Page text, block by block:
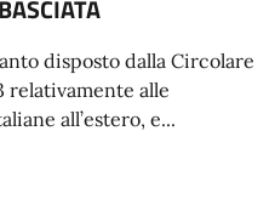
disposto dalla Circolare
relativamente alle
all’estero, e...